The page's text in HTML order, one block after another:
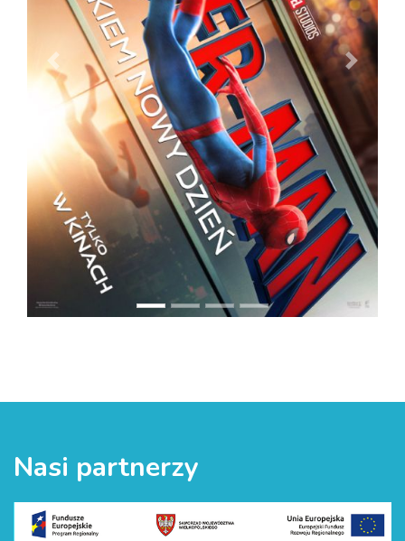
PREVIOUS NEXT
Nasi partnerzy